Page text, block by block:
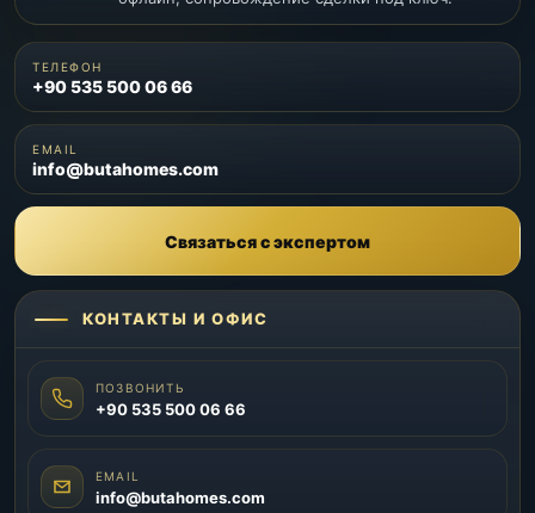
ТЕЛЕФОН
+90 535 500 06 66
EMAIL
info@butahomes.com
Связаться с экспертом
КОНТАКТЫ И ОФИС
ПОЗВОНИТЬ
+90 535 500 06 66
EMAIL
info@butahomes.com